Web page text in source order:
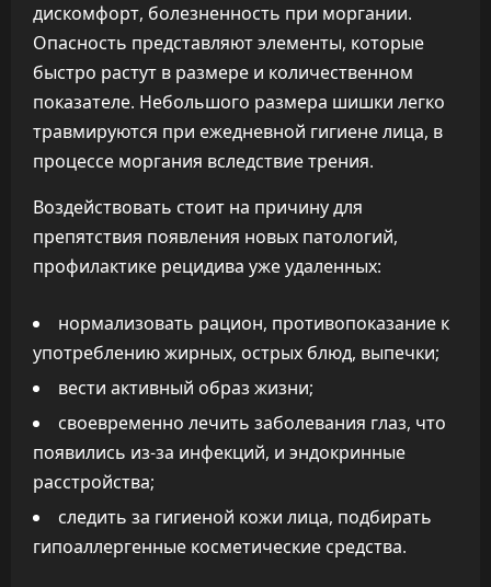
дискомфорт, болезненность при моргании.
Опасность представляют элементы, которые
быстро растут в размере и количественном
показателе. Небольшого размера шишки легко
травмируются при ежедневной гигиене лица, в
процессе моргания вследствие трения.
Воздействовать стоит на причину для
препятствия появления новых патологий,
профилактике рецидива уже удаленных:
нормализовать рацион, противопоказание к
употреблению жирных, острых блюд, выпечки;
вести активный образ жизни;
своевременно лечить заболевания глаз, что
появились из-за инфекций, и эндокринные
расстройства;
следить за гигиеной кожи лица, подбирать
гипоаллергенные косметические средства.